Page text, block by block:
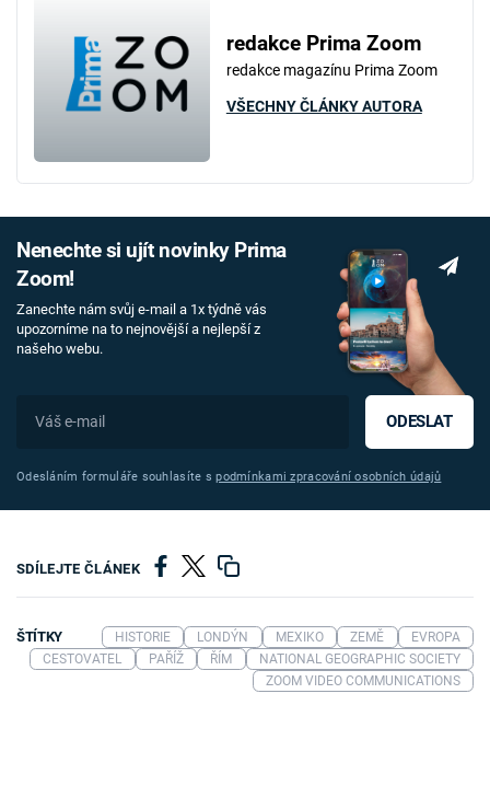
redakce Prima Zoom
redakce magazínu Prima Zoom
VŠECHNY ČLÁNKY AUTORA
Nenechte si ujít novinky Prima
Zoom!
Zanechte nám svůj e-mail a 1x týdně vás
upozorníme na to nejnovější a nejlepší z
našeho webu.
ODESLAT
Odesláním formuláře souhlasíte spodmínkami zpracování osobních údajů
SDÍLEJTE ČLÁNEK
ŠTÍTKY HISTORIE LONDÝN MEXIKO ZEMĚ
EVROPA
CESTOVATEL
PAŘÍŽ ŘÍM
NATIONAL GEOGRAPHIC SOCIETY
ZOOM VIDEO COMMUNICATIONS